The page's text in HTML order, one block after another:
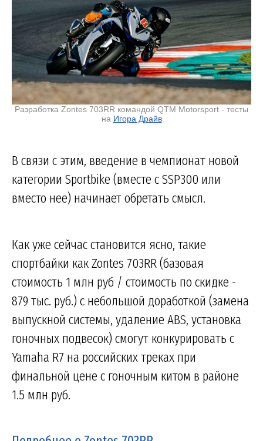
Разработка Zontes 703RR командой QTM Motorsport - тесты
на Игора Драйв
В связи с этим, введение в чемпионат новой
категории Sportbike (вместе с SSP300 или
вместо нее) начинает обретать смысл.
Как уже сейчас становится ясно, такие
спортбайки как Zontes 703RR (базовая
стоимость 1 млн руб / стоимость по скидке -
879 тыс. руб.) с небольшой доработкой (замена
выпускной системы, удаление ABS, установка
гоночных подвесок) смогут конкурировать с
Yamaha R7 на российских треках при
финальной цене с гоночным китом в районе
1.5 млн руб.